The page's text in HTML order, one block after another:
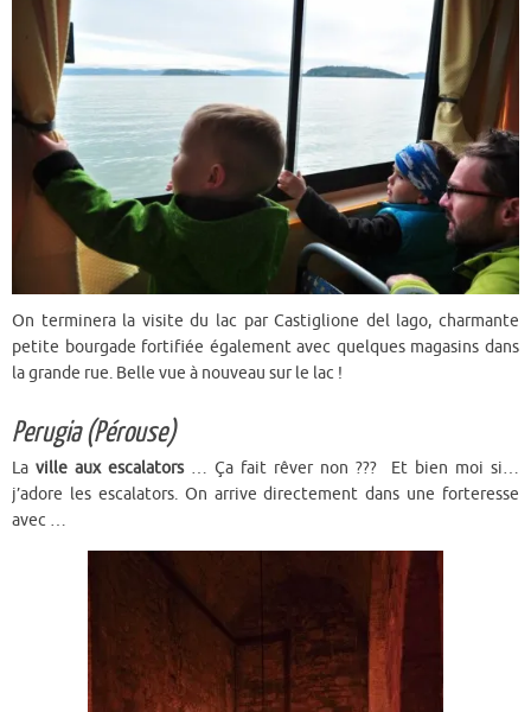
On terminera la visite du lac par Castiglione del lago, charmante
petite bourgade fortifiée également avec quelques magasins dans
la grande rue. Belle vue à nouveau sur le lac !
Perugia (Pérouse)
La ville aux escalators… Ça fait rêver non ??? Et bien moi si…
j’adore les escalators. On arrive directement dans une forteresse
avec …